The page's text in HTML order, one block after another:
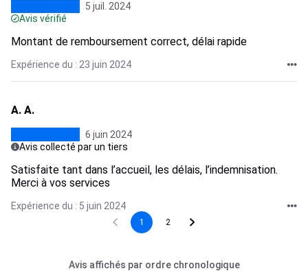
5 juil. 2024
Avis vérifié
Montant de remboursement correct, délai rapide
Expérience du : 23 juin 2024
A. A.
6 juin 2024
Avis collecté par un tiers
Satisfaite tant dans l’accueil, les délais, l’indemnisation.
Merci à vos services
Expérience du : 5 juin 2024
1 2
Avis affichés par ordre chronologique